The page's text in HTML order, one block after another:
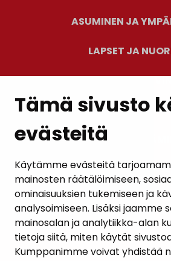
Tämä sivusto
evästeitä
Käytämme evästeitä
mainosten räätälöimiseen,
ominaisuuksien tukemiseen ja
analysoimiseen. Lisäksi jaamme
mainosalan ja analytiikka-alan
tietoja siitä, miten käytät
Kumppanimme voivat yhdistää
ASUMINEN JA
LAPSET JA
KUNTALAISTEN
VAPAA-AIKA JA
TYÖ JA
KUNTA JA
PALAUTE